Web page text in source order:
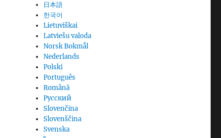
日本語
한국어
Lietuviškai
Latviešu valoda
Norsk Bokmål
Nederlands
Polski
Português
Română
Русский
Slovenčina
Slovenščina
Svenska